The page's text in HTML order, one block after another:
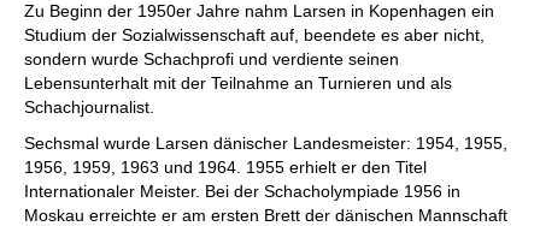
Zu Beginn der 1950er Jahre nahm Larsen in Kopenhagen ein
Studium der Sozialwissenschaft auf, beendete es aber nicht,
sondern wurde Schachprofi und verdiente seinen
Lebensunterhalt mit der Teilnahme an Turnieren und als
Schachjournalist.
Sechsmal wurde Larsen dänischer Landesmeister: 1954, 1955,
1956, 1959, 1963 und 1964. 1955 erhielt er den Titel
Internationaler Meister. Bei der Schacholympiade 1956 in
Moskau erreichte er am ersten Brett der dänischen Mannschaft